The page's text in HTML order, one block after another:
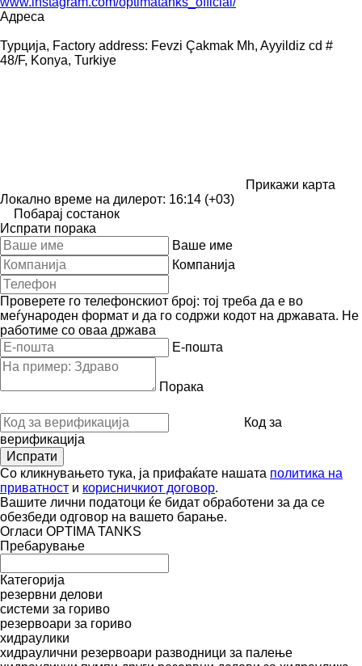
Адреса
Турција, Factory address: Fevzi Çakmak Mh, Ayyildiz cd #
48/F, Konya, Turkiye
Прикажи карта
Локално време на дилерот: 16:14 (+03)
Побарај состанок
Испрати порака
Ваше име
Компанија
Проверете го телефонскиот број: тој треба да е во
меѓународен формат и да го содржи кодот на државата. Не
работиме со оваа држава
E-пошта
Порака
Код за
верификација
Со кликнувањето тука, ја прифаќате нашата политика на
приватност и корисничкиот договор.
Вашите лични податоци ќе бидат обработени за да се
обезбеди одговор на вашето барање.
Огласи OPTIMA TANKS
Пребарување
Категорија
резервни делови
системи за гориво
резервоари за гориво
хидраулики
хидраулични резервоари разводници за палење